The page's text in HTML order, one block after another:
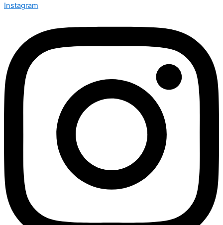
Instagram